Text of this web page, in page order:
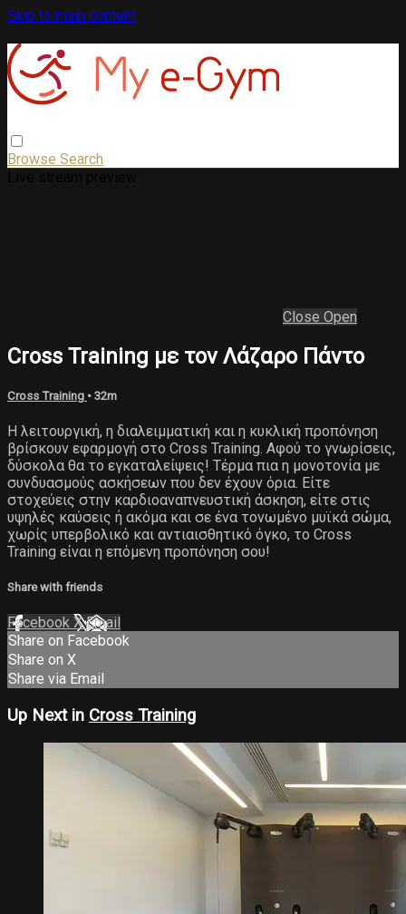
Skip to main content
Browse Search
Close Open
Cross Training με τον Λάζαρο Πάντο
Cross Training • 32m
Η λειτουργική, η διαλειμματική και η κυκλική προπόνηση
βρίσκουν εφαρμογή στο Cross Training. Αφού το γνωρίσεις,
δύσκολα θα το εγκαταλείψεις! Τέρμα πια η μονοτονία με
συνδυασμούς ασκήσεων που δεν έχουν όρια. Είτε
στοχεύεις στην καρδιοαναπνευστική άσκηση, είτε στις
υψηλές καύσεις ή ακόμα και σε ένα τονωμένο μυϊκά σώμα,
χωρίς υπερβολικό και αντιαισθητικό όγκο, το Cross
Training είναι η επόμενη προπόνηση σου!
Share with friends
Facebook XEmail
Share on Facebook
Share on X
Share via Email
Up Next in Cross Training